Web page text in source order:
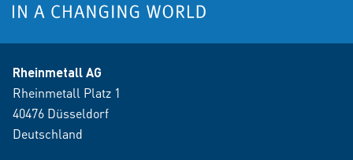
Rheinmetall AG
Rheinmetall Platz 1
40476 Düsseldorf
Deutschland